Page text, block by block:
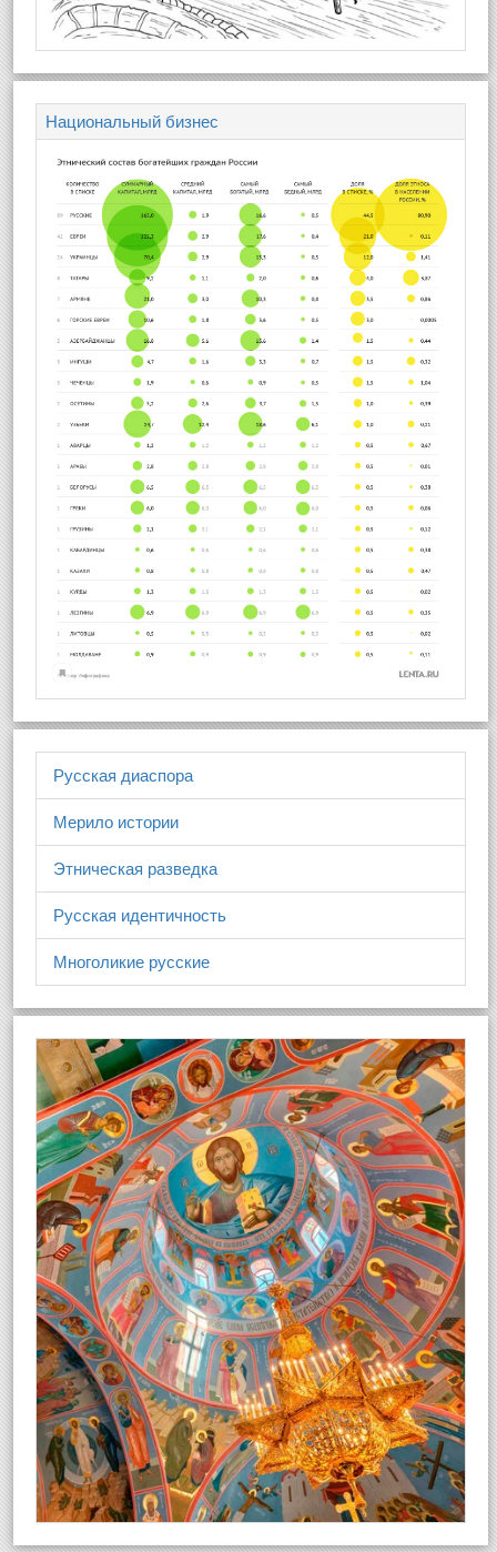
Национальный бизнес
Русская диаспора
Мерило истории
Этническая разведка
Русская идентичность
Многоликие русские